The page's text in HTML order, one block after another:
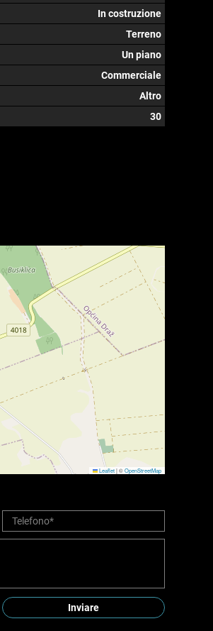
In costruzione
Terreno
Un piano
Commerciale
Altro
30
Leaflet|©OpenStreetMap
Inviare